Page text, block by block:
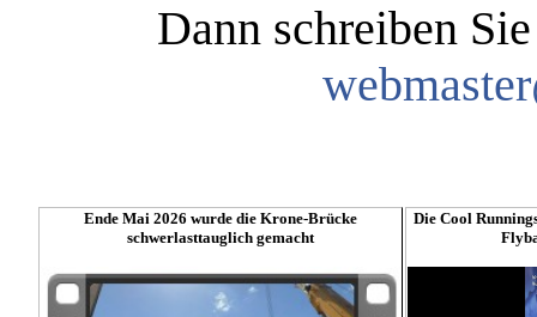
Dann schreiben
Ende Mai 2026 wurde die Krone-Brücke
schwerlasttauglich gemacht
Die Cool